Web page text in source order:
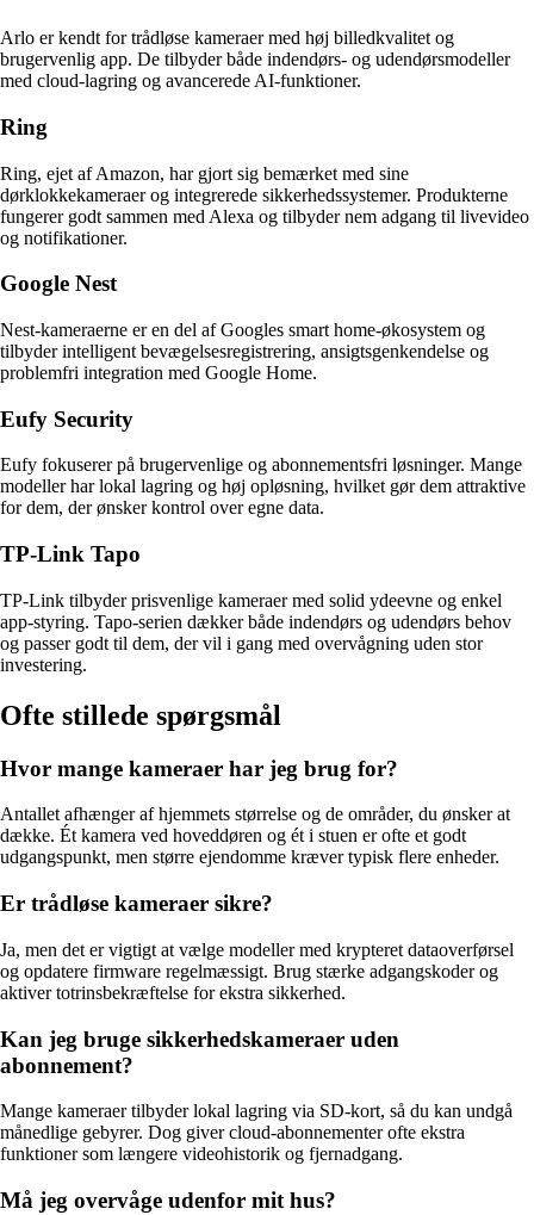
Arlo er kendt for trådløse kameraer med høj billedkvalitet og
brugervenlig app. De tilbyder både indendørs- og udendørsmodeller
med cloud-lagring og avancerede AI-funktioner.
Ring
Ring, ejet af Amazon, har gjort sig bemærket med sine
dørklokkekameraer og integrerede sikkerhedssystemer. Produkterne
fungerer godt sammen med Alexa og tilbyder nem adgang til livevideo
og notifikationer.
Google Nest
Nest-kameraerne er en del af Googles smart home-økosystem og
tilbyder intelligent bevægelsesregistrering, ansigtsgenkendelse og
problemfri integration med Google Home.
Eufy Security
Eufy fokuserer på brugervenlige og abonnementsfri løsninger. Mange
modeller har lokal lagring og høj opløsning, hvilket gør dem attraktive
for dem, der ønsker kontrol over egne data.
TP-Link Tapo
TP-Link tilbyder prisvenlige kameraer med solid ydeevne og enkel
app-styring. Tapo-serien dækker både indendørs og udendørs behov
og passer godt til dem, der vil i gang med overvågning uden stor
investering.
Ofte stillede spørgsmål
Hvor mange kameraer har jeg brug for?
Antallet afhænger af hjemmets størrelse og de områder, du ønsker at
dække. Ét kamera ved hoveddøren og ét i stuen er ofte et godt
udgangspunkt, men større ejendomme kræver typisk flere enheder.
Er trådløse kameraer sikre?
Ja, men det er vigtigt at vælge modeller med krypteret dataoverførsel
og opdatere firmware regelmæssigt. Brug stærke adgangskoder og
aktiver totrinsbekræftelse for ekstra sikkerhed.
Kan jeg bruge sikkerhedskameraer uden
abonnement?
Mange kameraer tilbyder lokal lagring via SD-kort, så du kan undgå
månedlige gebyrer. Dog giver cloud-abonnementer ofte ekstra
funktioner som længere videohistorik og fjernadgang.
Må jeg overvåge udenfor mit hus?